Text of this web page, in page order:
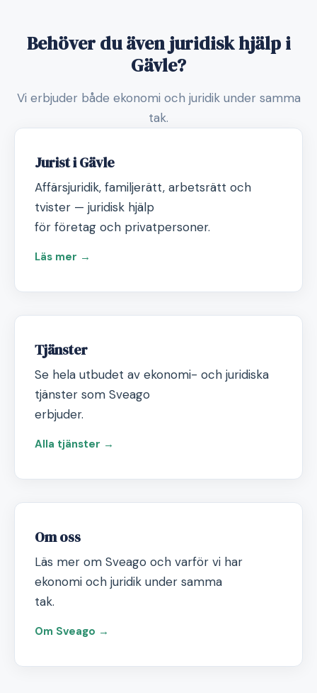
Behöver du även juridisk hjälp i
Gävle?
Vi erbjuder både ekonomi och juridik under samma
tak.
Jurist i Gävle
Affärsjuridik, familjerätt, arbetsrätt och
tvister — juridisk hjälp
för företag och privatpersoner.
Läs mer →
Tjänster
Se hela utbudet av ekonomi- och juridiska
tjänster som Sveago
erbjuder.
Alla tjänster →
Om oss
Läs mer om Sveago och varför vi har
ekonomi och juridik under samma
tak.
Om Sveago →